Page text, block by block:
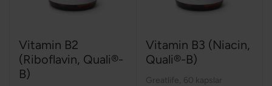
Vitamin B2
(Riboflavin, Quali®-
B)
Vitamin B3 (Niacin,
Quali®-B)
Greatlife 60 kapslar